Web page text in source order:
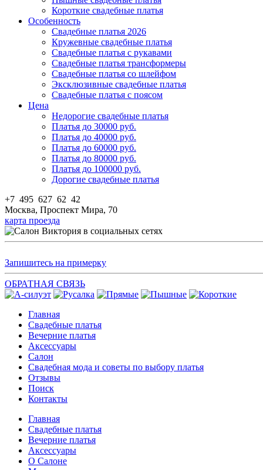
Короткие свадебные платья
Особенность
Свадебные платья 2026
Кружевные свадебные платья
Свадебные платья с рукавами
Свадебные платья трансформеры
Свадебные платья со шлейфом
Эксклюзивные свадебные платья
Свадебные платья с поясом
Цена
Недорогие свадебные платья
Платья до 30000 руб.
Платья до 40000 руб.
Платья до 60000 руб.
Платья до 80000 руб.
Платья до 100000 руб.
Дорогие свадебные платья
+7 495 627 62 42
Москва, Проспект Мира, 70
карта проезда
Запишитесь на примерку
ОБРАТНАЯ СВЯЗЬ
Главная
Свадебные платья
Вечерние платья
Аксессуары
Салон
Свадебная мода и советы по выбору платья
Отзывы
Поиск
Контакты
Главная
Свадебные платья
Вечерние платья
Аксессуары
О Салоне